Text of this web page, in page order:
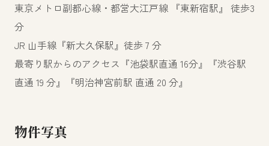
東京メトロ副都心線・都営大江戸線 『東新宿駅』 徒歩3
分
JR 山手線『新大久保駅』徒歩 7 分
最寄り駅からのアクセス『池袋駅直通 16分』『渋谷駅
直通 19 分』『明治神宮前駅 直通 20 分』
物件写真